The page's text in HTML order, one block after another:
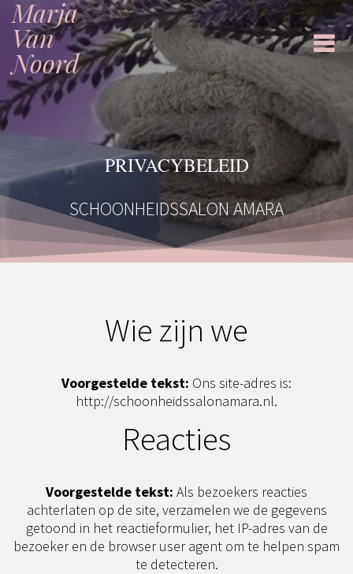
Ga
naar
de
inhoud
Marja
Van
Noord
PRIVACYBELEID
SCHOONHEIDSSALON AMARA
Wie zijn we
Voorgestelde tekst: Ons site-adres is:
http://schoonheidssalonamara.nl.
Reacties
Voorgestelde tekst: Als bezoekers reacties
achterlaten op de site, verzamelen we de gegevens
getoond in het reactieformulier, het IP-adres van de
bezoeker en de browser user agent om te helpen spam
te detecteren.